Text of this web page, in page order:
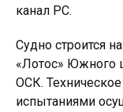
канал РС.
Судно строится
«Лотос» Южного
ОСК.
испытаниями